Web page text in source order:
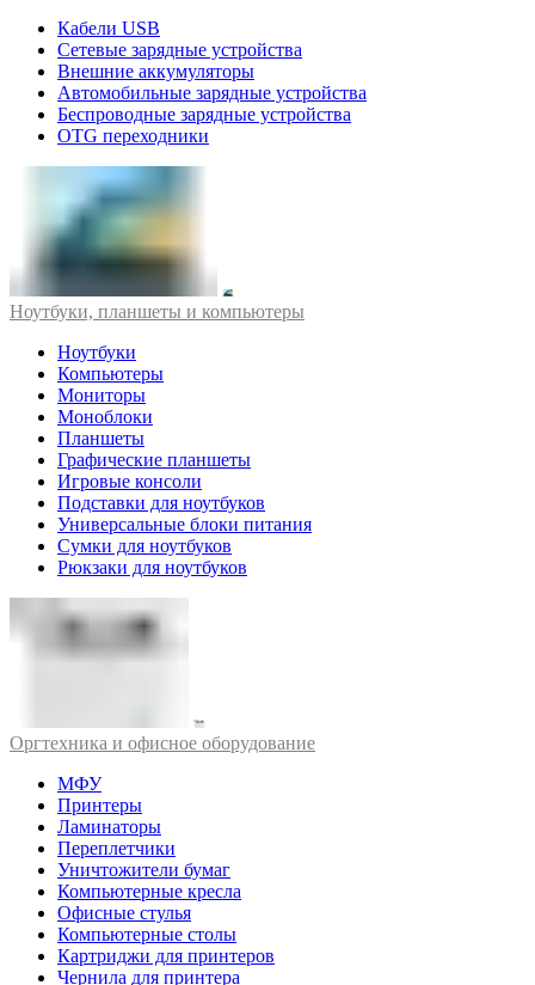
Кабели USB
Сетевые зарядные устройства
Внешние аккумуляторы
Автомобильные зарядные устройства
Беспроводные зарядные устройства
OTG переходники
Ноутбуки, планшеты и компьютеры
Ноутбуки
Компьютеры
Мониторы
Моноблоки
Планшеты
Графические планшеты
Игровые консоли
Подставки для ноутбуков
Универсальные блоки питания
Сумки для ноутбуков
Рюкзаки для ноутбуков
Оргтехника и офисное оборудование
МФУ
Принтеры
Ламинаторы
Переплетчики
Уничтожители бумаг
Компьютерные кресла
Офисные стулья
Компьютерные столы
Картриджи для принтеров
Чернила для принтера